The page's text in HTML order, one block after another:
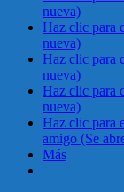
nueva)
Haz clic para
nueva)
Haz clic para
nueva)
Haz clic para
nueva)
Haz clic para
amigo (Se
Más